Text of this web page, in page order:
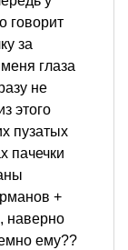
говорит
за
глаза
не
этого
пузатых
пачечки
+
наверно
ему??